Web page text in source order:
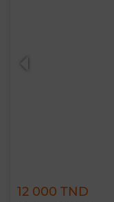
12 000 TND